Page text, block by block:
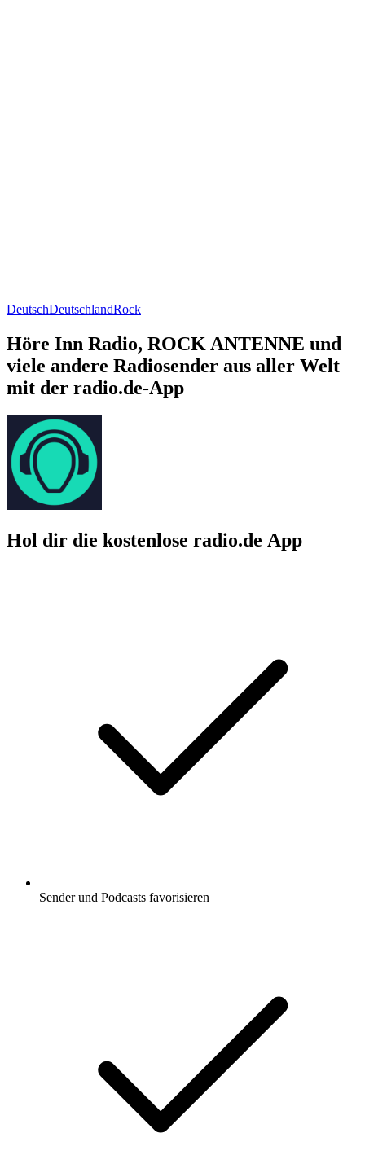
DeutschDeutschlandRock
Höre Inn Radio, ROCK ANTENNE und
viele andere Radiosender aus aller Welt
mit der radio.de-App
Hol dir die kostenlose radio.de App
Sender und Podcasts favorisieren